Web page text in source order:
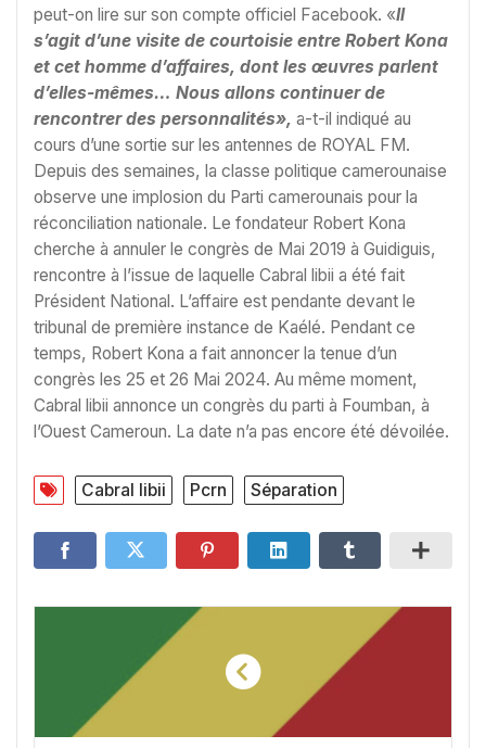
peut-on lire sur son compte officiel Facebook. «Il
s’agit d’une visite de courtoisie entre Robert Kona
et cet homme d’affaires, dont les œuvres parlent
d’elles-mêmes… Nous allons continuer de
rencontrer des personnalités», a-t-il indiqué au
cours d’une sortie sur les antennes de ROYAL FM.
Depuis des semaines, la classe politique camerounaise
observe une implosion du Parti camerounais pour la
réconciliation nationale. Le fondateur Robert Kona
cherche à annuler le congrès de Mai 2019 à Guidiguis,
rencontre à l’issue de laquelle Cabral libii a été fait
Président National. L’affaire est pendante devant le
tribunal de première instance de Kaélé. Pendant ce
temps, Robert Kona a fait annoncer la tenue d’un
congrès les 25 et 26 Mai 2024. Au même moment,
Cabral libii annonce un congrès du parti à Foumban, à
l’Ouest Cameroun. La date n’a pas encore été dévoilée.
Cabral libii Pcrn Séparation